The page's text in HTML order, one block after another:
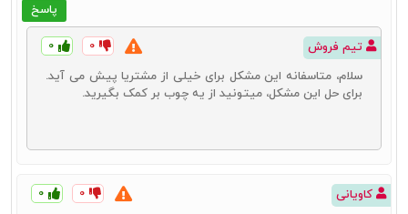
پاسخ
تیم فروش ۰ ۰
سلام، متاسفانه این مشکل برای خیلی از مشتریا پیش می آید.
برای حل این مشکل، میتونید از یه چوب بر کمک بگیرید.
کاویانی ۰ ۰